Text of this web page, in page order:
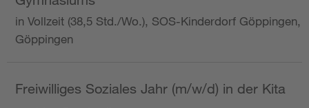
in Vollzeit (38,5 Std./Wo.), SOS-Kinderdorf Göppingen,
Göppingen
Freiwilliges Soziales Jahr (m/w/d) in der Kita